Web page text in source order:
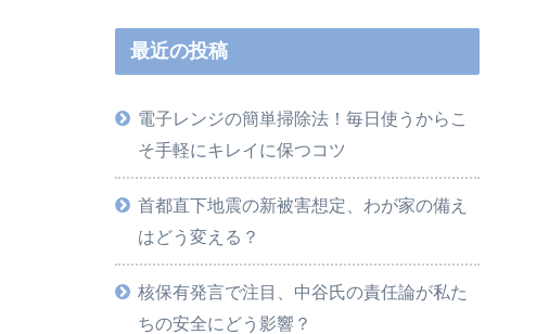
最近の投稿
電子レンジの簡単掃除法！毎日使うからこ
そ手軽にキレイに保つコツ
首都直下地震の新被害想定、わが家の備え
はどう変える？
核保有発言で注目、中谷氏の責任論が私た
ちの安全にどう影響？